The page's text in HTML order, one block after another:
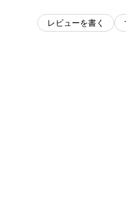
レビューを書く